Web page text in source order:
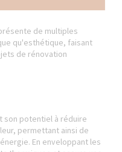
de multiples
qu'esthétique, faisant
de rénovation
son potentiel à réduire
permettant ainsi de
En enveloppant les